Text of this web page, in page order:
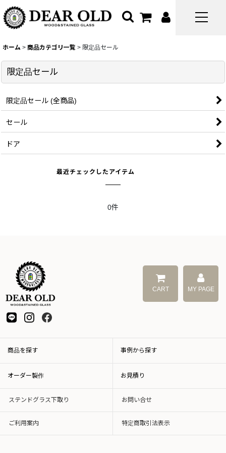
ホーム > 商品カテゴリ一覧 > 限定品セール
限定品セール
限定品セール (全商品)
セール
ドア
最近チェックしたアイテム
0件
CART MY PAGE
商品を探す 事例から探す
オーダー製作 お見積り
ステンドグラス下取り お問い合せ
ご利用案内 特定商取引法表示